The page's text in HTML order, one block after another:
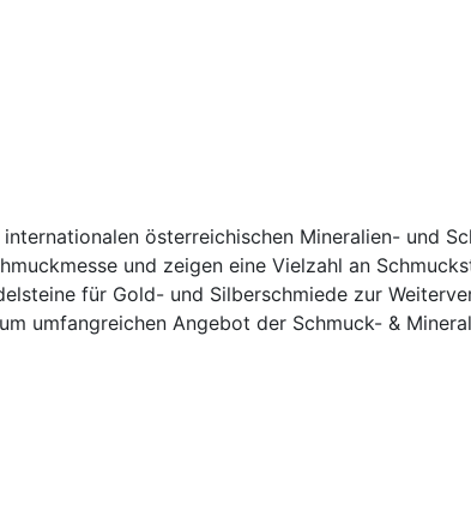
österreichischen Mineralien- und
und zeigen eine Vielzahl an
für Gold- und Silberschmiede zur
umfangreichen Angebot der Schmuck- &